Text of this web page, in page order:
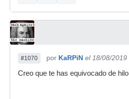
#1070 por KaRPiN el 18/08/2019
Creo que te has equivocado de hilo